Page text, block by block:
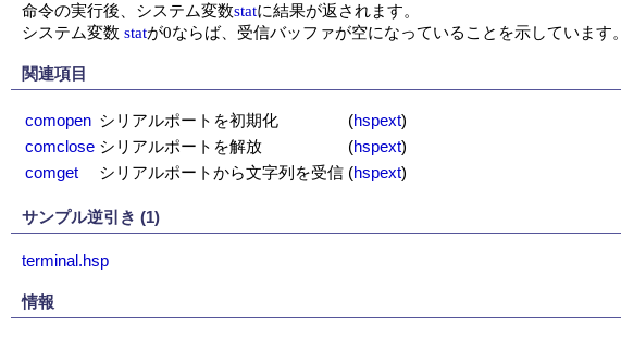
命令の実行後、システム変数statに結果が返されます。
システム変数 statが0ならば、受信バッファが空になっていることを示しています。
関連項目
comopen シリアルポートを初期化 (hspext)
comclose シリアルポートを解放 (hspext)
comget
シリアルポートから文字列を受信 (hspext)
サンプル逆引き (1)
terminal.hsp
情報